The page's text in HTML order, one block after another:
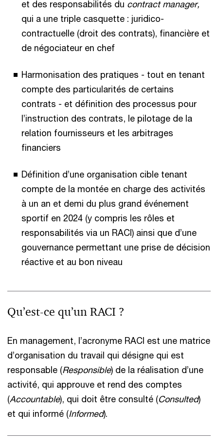
et des responsabilités du contract manager,
qui a une triple casquette : juridico-
contractuelle (droit des contrats), financière et
de négociateur en chef
Harmonisation des pratiques - tout en tenant
compte des particularités de certains
contrats - et définition des processus pour
l’instruction des contrats, le pilotage de la
relation fournisseurs et les arbitrages
financiers
Définition d’une organisation cible tenant
compte de la montée en charge des activités
à un an et demi du plus grand événement
sportif en 2024 (y compris les rôles et
responsabilités via un RACI) ainsi que d’une
gouvernance permettant une prise de décision
réactive et au bon niveau
Qu’est-ce qu’un RACI ?
En management, l’acronyme RACI est une matrice
d’organisation du travail qui désigne qui est
responsable (Responsible) de la réalisation d’une
activité, qui approuve et rend des comptes
(Accountable), qui doit être consulté (Consulted)
et qui informé (Informed).